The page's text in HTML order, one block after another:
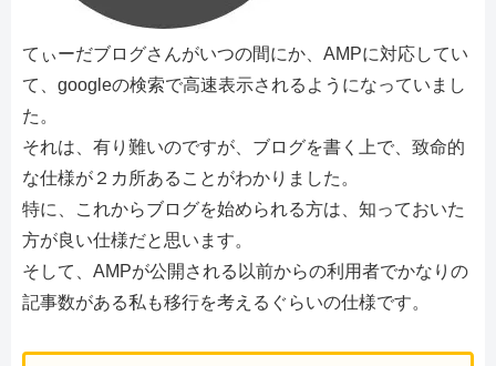
てぃーだブログさんがいつの間にか、AMPに対応してい
て、googleの検索で高速表示されるようになっていまし
た。
それは、有り難いのですが、ブログを書く上で、致命的
な仕様が２カ所あることがわかりました。
特に、これからブログを始められる方は、知っておいた
方が良い仕様だと思います。
そして、AMPが公開される以前からの利用者でかなりの
記事数がある私も移行を考えるぐらいの仕様です。